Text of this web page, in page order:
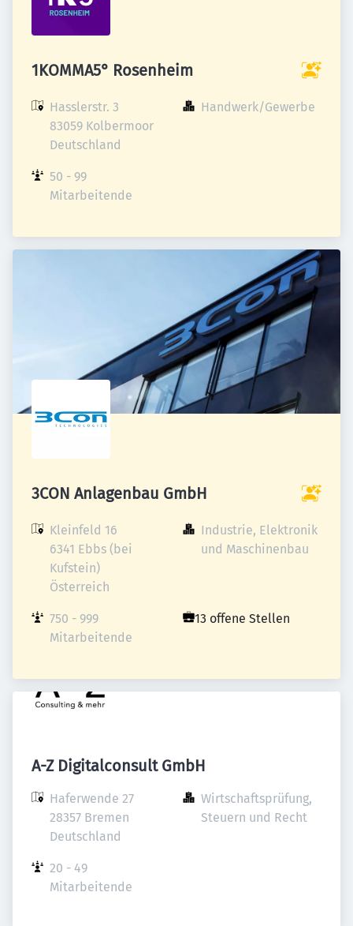
1KOMMA5° Rosenheim
Hasslerstr. 3
83059 Kolbermoor
Deutschland
Handwerk/Gewerbe
50 - 99
Mitarbeitende
3CON Anlagenbau GmbH
Kleinfeld 16
6341 Ebbs (bei
Kufstein)
Österreich
Industrie, Elektronik
und Maschinenbau
750 - 999
Mitarbeitende
13 offene Stellen
A-Z Digitalconsult GmbH
Haferwende 27
28357 Bremen
Deutschland
Wirtschaftsprüfung,
Steuern und Recht
20 - 49
Mitarbeitende